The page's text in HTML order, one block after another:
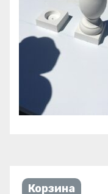
Корзина